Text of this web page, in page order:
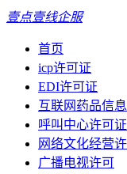
壹点壹线企服
首页
icp许可证
EDI许可证
互联网药品信
呼叫中心许可证
网络文化经营
广播电视许可